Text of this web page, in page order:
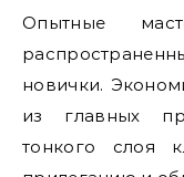
Опытные
новички.
из главных
тонкого слоя